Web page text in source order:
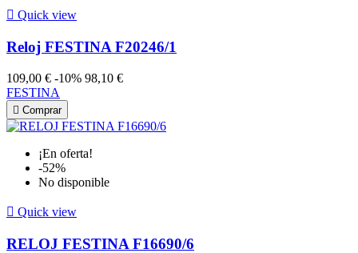
 Quick view
Reloj FESTINA F20246/1
109,00 € -10% 98,10 €
FESTINA
 Comprar
¡En oferta!
-52%
No disponible
 Quick view
RELOJ FESTINA F16690/6